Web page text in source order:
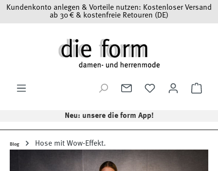
Zum Hauptinhalt springen
Kundenkonto anlegen & Vorteile nutzen: Kostenloser Versand
ab 30 € & kostenfreie Retouren (DE)
Neu: unsere die form App!
Blog Hose mit Wow-Effekt.